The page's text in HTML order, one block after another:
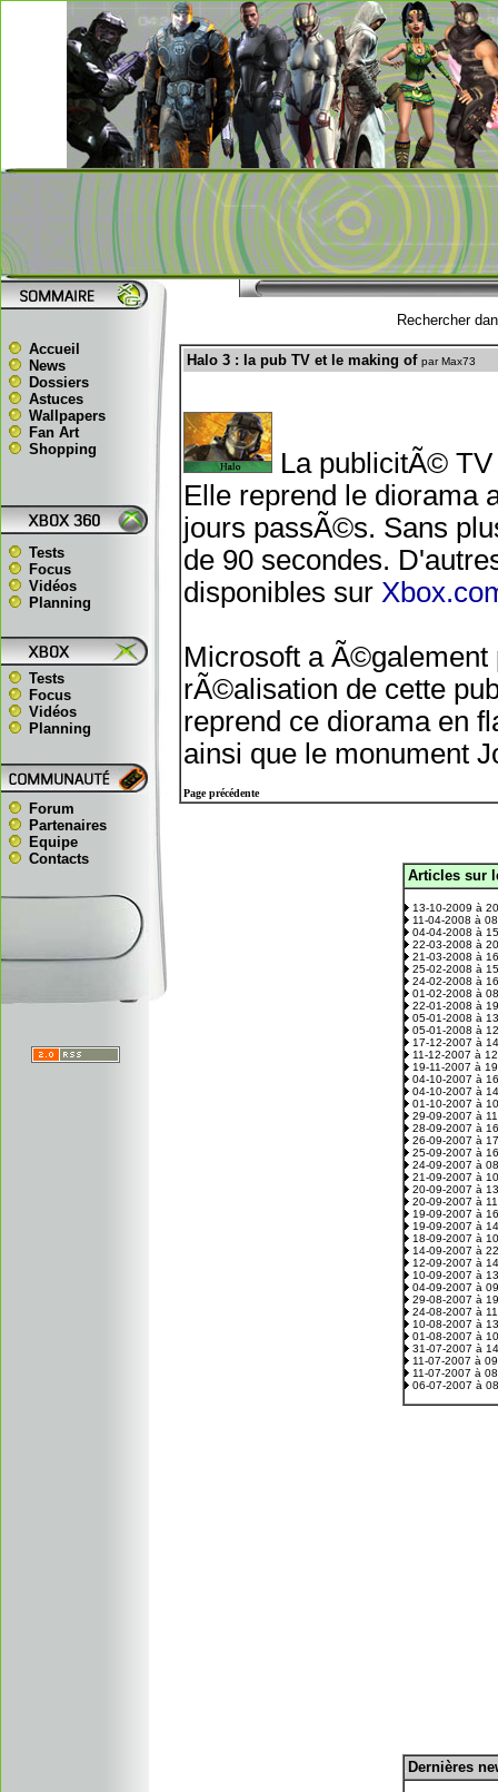
Accueil
News
Dossiers
Astuces
Wallpapers
Fan Art
Shopping
Tests
Focus
Vidéos
Planning
Tests
Focus
Vidéos
Planning
Forum
Partenaires
Equipe
Contacts
Rechercher
Halo 3 : la pub TV et le making of par Max73
La publicitÃ©
Elle reprend le diorama
jours passÃ©s. Sans
de 90 secondes.
disponibles sur
Microsoft a
rÃ©alisation de cette
reprend ce diorama en
ainsi que le monument
Page précédente
Articles sur
13-10-2009 à
11-04-2008 à
04-04-2008 à
22-03-2008 à
21-03-2008 à
25-02-2008 à
24-02-2008 à
01-02-2008 à
22-01-2008 à
05-01-2008 à
05-01-2008 à
17-12-2007 à
11-12-2007 à
19-11-2007 à
04-10-2007 à
04-10-2007 à
01-10-2007 à
29-09-2007 à
28-09-2007 à
26-09-2007 à
25-09-2007 à
24-09-2007 à
21-09-2007 à
20-09-2007 à
20-09-2007 à
19-09-2007 à
19-09-2007 à
18-09-2007 à
14-09-2007 à
12-09-2007 à
10-09-2007 à
04-09-2007 à
29-08-2007 à
24-08-2007 à
10-08-2007 à
01-08-2007 à
31-07-2007 à
11-07-2007 à
11-07-2007 à
06-07-2007 à
Dernières